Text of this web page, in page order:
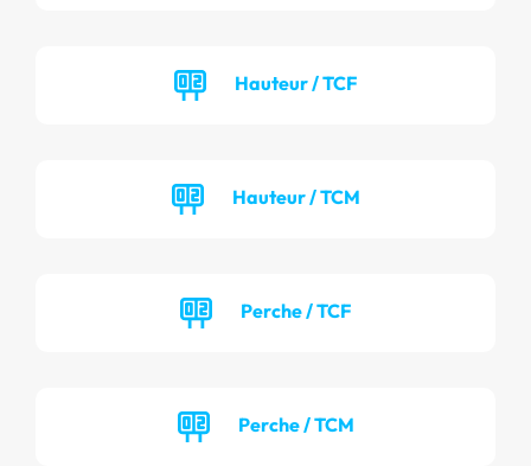
Hauteur / TCF
Hauteur / TCM
Perche / TCF
Perche / TCM